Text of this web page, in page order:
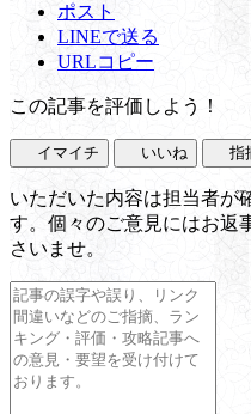
ポスト
LINEで送る
URLコピー
この記事を評価しよう！
イマイチ いいね 指
いただいた内容は担当者が
す。個々のご意見にはお返
さいませ。